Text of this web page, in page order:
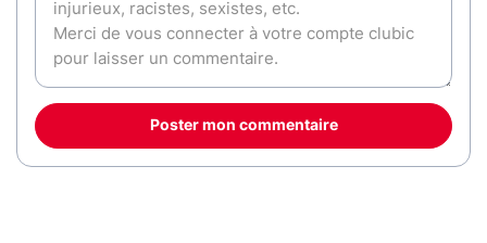
Poster mon commentaire